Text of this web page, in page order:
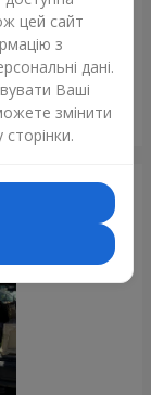
цей сайт
з
дані.
Ваші
змінити
сторінки.